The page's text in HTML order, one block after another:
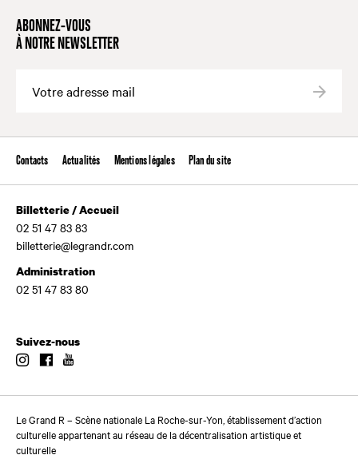
ABONNEZ-VOUS
À NOTRE NEWSLETTER
Contacts Actualités Mentions légales Plan du site
Billetterie / Accueil
02 51 47 83 83
billetterie@legrandr.com
Administration
02 51 47 83 80
Suivez-nous
InstagramFacebook
Le Grand R – Scène nationale La Roche-sur-Yon, établissement d’action
culturelle appartenant au réseau de la décentralisation artistique et
culturelle